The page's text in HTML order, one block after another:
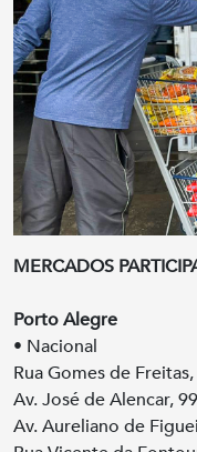
MERCADOS
Porto Alegre
• Nacional
Rua Gomes de
Av. José de Alencar,
Av. Aureliano de